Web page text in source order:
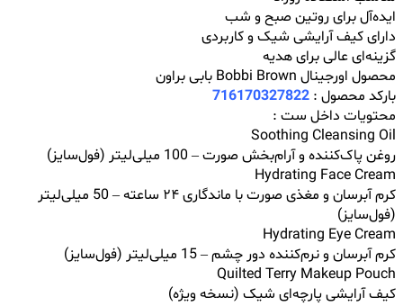
ایده‌آل برای روتین صبح و شب
دارای کیف آرایشی شیک و کاربردی
گزینه‌ای عالی برای هدیه
محصول اورجینال Bobbi Brown بابی براون
بارکد محصول : 716170327822
محتویات داخل ست :
Soothing Cleansing Oil
روغن پاک‌کننده و آرام‌بخش صورت – 100 میلی‌لیتر (فول‌سایز)
Hydrating Face Cream
کرم آبرسان و مغذی صورت با ماندگاری ۲۴ ساعته – 50 میلی‌لیتر
(فول‌سایز)
Hydrating Eye Cream
کرم آبرسان و نرم‌کننده دور چشم – 15 میلی‌لیتر (فول‌سایز)
Quilted Terry Makeup Pouch
کیف آرایشی پارچه‌ای شیک (نسخه ویژه)